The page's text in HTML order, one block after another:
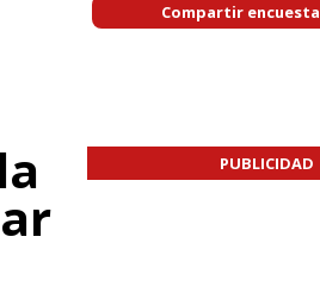
Compartir encuesta
PUBLICIDAD